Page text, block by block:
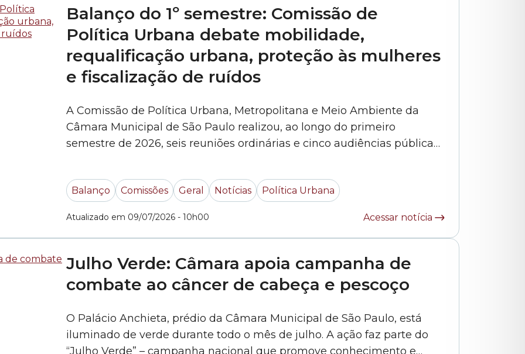
Balanço do 1º semestre: Comissão de
Política Urbana debate mobilidade,
requalificação urbana, proteção às mulheres
e fiscalização de ruídos
A Comissão de Política Urbana, Metropolitana e Meio Ambiente da
Câmara Municipal de São Paulo realizou, ao longo do primeiro
semestre de 2026, seis reuniões ordinárias e cinco audiências públicas.
Entre os destaques dos seis meses do ano estiveram a análise de
projetos voltados à... »
Balanço Comissões Geral Notícias Política Urbana
Atualizado em 09/07/2026 - 10h00 Acessar notícia
Julho Verde: Câmara apoia campanha de
combate ao câncer de cabeça e pescoço
O Palácio Anchieta, prédio da Câmara Municipal de São Paulo, está
iluminado de verde durante todo o mês de julho. A ação faz parte do
“Julho Verde” – campanha nacional que promove conhecimento e